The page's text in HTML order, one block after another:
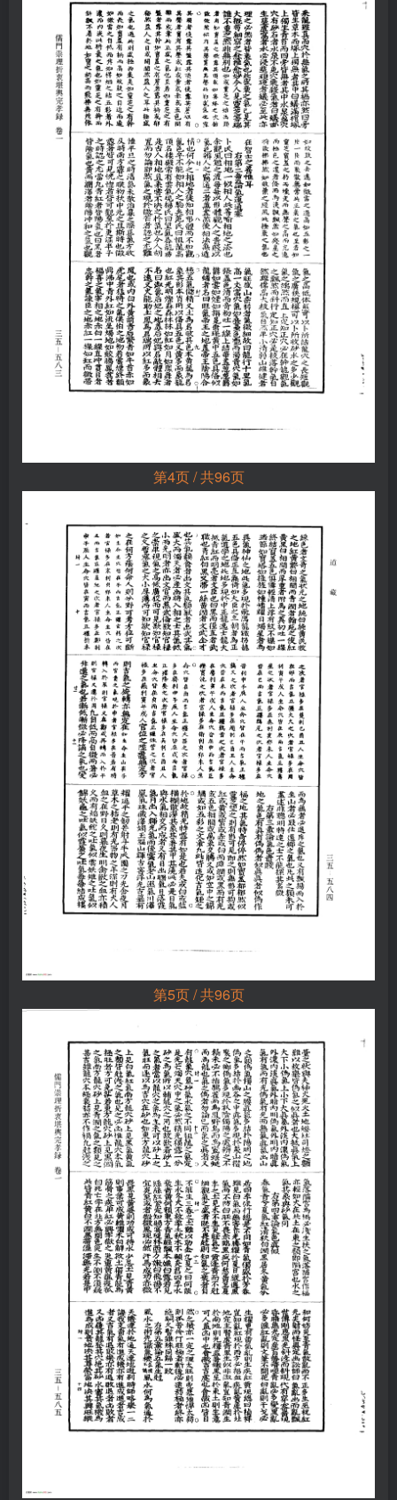
第4页 / 共96页
第5页 / 共96页